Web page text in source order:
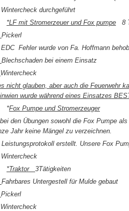
Wintercheck durchgeführt
*LF mit Stromerzeuer und Fox pumpe 8
Pickerl
EDC Fehler wurde von Fa. Hoffmann
Blechschaden bei einem Einsatz
Wintercheck
nicht glauben, aber auch die Feuerwehr
wurde während eines Einsatzes
Fox Pumpe und Stromerzeuger
den Übungen sowohl die Fox Pumpe
Jahr keine Mängel zu verzeichnen.
Leistungsprotokoll erstellt. Unsere Fox
Wintercheck
*Traktor 3Tätigkeiten
Fahrbares Untergestell für Mulde gebaut
Pickerl
Wintercheck